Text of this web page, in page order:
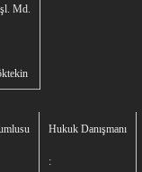
Md.
Hukuk Danışmanı
: